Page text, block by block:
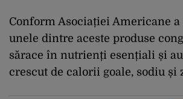
Conform Asociației Americane
unele dintre aceste produse
sărace în nutrienți esențiali și
crescut de calorii goale, sodiu și